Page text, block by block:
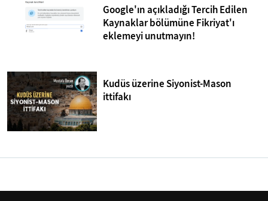
Google'ın açıkladığı Tercih Edilen
Kaynaklar bölümüne Fikriyat'ı
eklemeyi unutmayın!
Kudüs üzerine Siyonist-Mason
ittifakı